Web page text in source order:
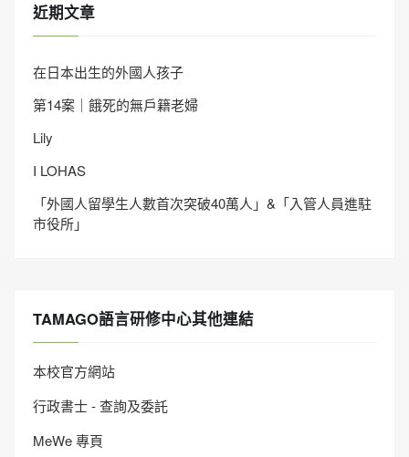
近期文章
在日本出生的外國人孩子
第14案｜餓死的無戶籍老婦
Lily
I LOHAS
「外國人留學生人數首次突破40萬人」&「入管人員進駐
市役所」
TAMAGO語言研修中心其他連結
本校官方網站
行政書士 - 查詢及委託
MeWe 專頁